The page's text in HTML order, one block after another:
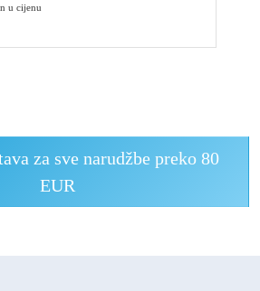
u cijenu
za sve narudžbe preko 80
EUR